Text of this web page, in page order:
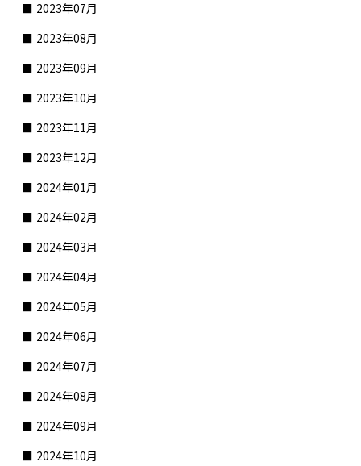
2023年07月
2023年08月
2023年09月
2023年10月
2023年11月
2023年12月
2024年01月
2024年02月
2024年03月
2024年04月
2024年05月
2024年06月
2024年07月
2024年08月
2024年09月
2024年10月